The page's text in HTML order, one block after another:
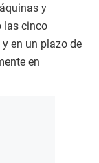
y
las cinco
en un plazo de
en